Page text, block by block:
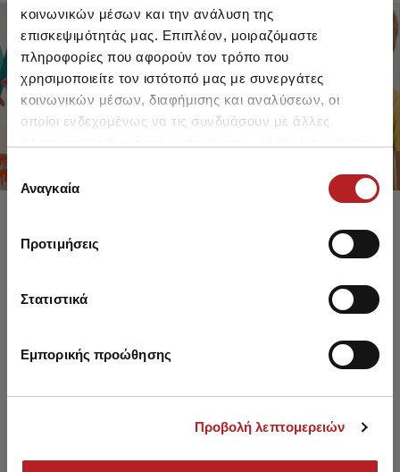
κοινωνικών μέσων και την ανάλυση της
επισκεψιμότητάς μας. Επιπλέον, μοιραζόμαστε
πληροφορίες που αφορούν τον τρόπο που
χρησιμοποιείτε τον ιστότοπό μας με συνεργάτες
κοινωνικών μέσων, διαφήμισης και αναλύσεων, οι
οποίοι ενδεχομένως να τις συνδυάσουν με άλλες
των υπηρεσιών τους.
Επιλογή
συγκατάθεσης
Αναγκαία
Προτιμήσεις
Στατιστικά
Εμπορικής προώθησης
Προβολή λεπτομερειών
FOR GIRLS
UP TO -30%
SHOP SALE
FOR BOYS
UP TO -30%
SHOP SALE